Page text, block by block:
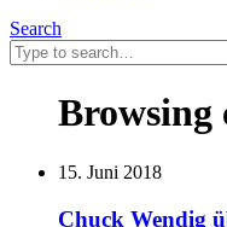
Search
Search
for:
Browsing
15. Juni 2018
Chuck Wendig